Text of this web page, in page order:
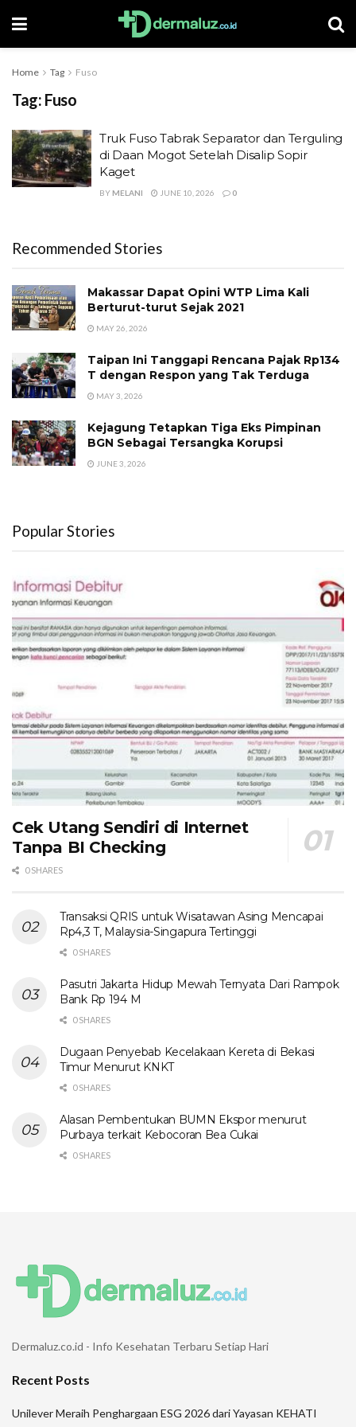
Home Tag Fuso
Tag: Fuso
Truk Fuso Tabrak Separator dan Terguling
di Daan Mogot Setelah Disalip Sopir
Kaget
BY MELANI JUNE 10, 2026 0
Recommended Stories
Makassar Dapat Opini WTP Lima Kali
Berturut-turut Sejak 2021
MAY 26, 2026
Taipan Ini Tanggapi Rencana Pajak Rp134
T dengan Respon yang Tak Terduga
MAY 3, 2026
Kejagung Tetapkan Tiga Eks Pimpinan
BGN Sebagai Tersangka Korupsi
JUNE 3, 2026
Popular Stories
Cek Utang Sendiri di Internet
Tanpa BI Checking
0 SHARES
Transaksi QRIS untuk Wisatawan Asing Mencapai
Rp4,3 T, Malaysia-Singapura Tertinggi
0 SHARES
Pasutri Jakarta Hidup Mewah Ternyata Dari Rampok
Bank Rp 194 M
0 SHARES
Dugaan Penyebab Kecelakaan Kereta di Bekasi
Timur Menurut KNKT
0 SHARES
Alasan Pembentukan BUMN Ekspor menurut
Purbaya terkait Kebocoran Bea Cukai
0 SHARES
Dermaluz.co.id - Info Kesehatan Terbaru Setiap Hari
Recent Posts
Unilever Meraih Penghargaan ESG 2026 dari Yayasan KEHATI